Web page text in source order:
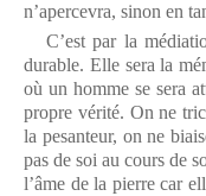
n’apercevra, sinon en
C’est par la
durable. Elle sera la
où un homme se sera
propre vérité. On ne
la pesanteur, on ne
pas de soi au cours de
l’âme de la pierre car